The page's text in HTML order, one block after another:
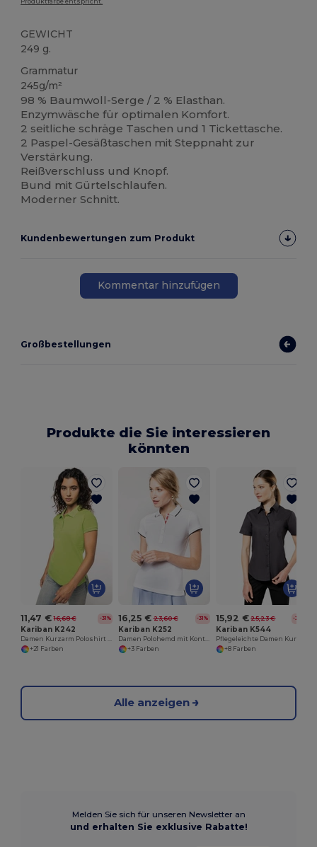
GEWICHT
249 g.
Grammatur
245g/m²
98 % Baumwoll-Serge / 2 % Elasthan.
Enzymwäsche für optimalen Komfort.
2 seitliche schräge Taschen und 1 Tickettasche.
2 Paspel-Gesäßtaschen mit Steppnaht zur
Verstärkung.
Reißverschluss und Knopf.
Bund mit Gürtelschlaufen.
Moderner Schnitt.
Kundenbewertungen zum Produkt
Kommentar hinzufügen
Großbestellungen
Produkte die Sie interessieren
könnten
11,47 € 16,68 € -31%
Kariban K242
+21 Farben
16,25 € 23,60 € -31%
Kariban K252
+3 Farben
15,92 € 25,23 € -37%
Kariban K544
+8 Farben
Alle anzeigen
Melden Sie sich für unseren Newsletter an
und erhalten Sie exklusive Rabatte!